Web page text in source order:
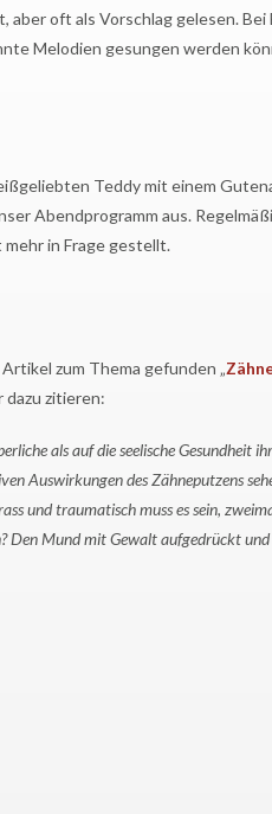
aber oft als Vorschlag gelesen.
Melodien gesungen werden
Teddy mit einem
Abendprogramm aus.
in Frage gestellt.
zum Thema gefunden „
dazu zitieren:
als auf die seelische Gesundheit
Auswirkungen des Zähneputzens
und traumatisch muss es sein,
Den Mund mit Gewalt aufgedrückt